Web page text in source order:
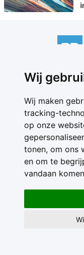
Wij
Wij maken
tracking-
op onze
tonen, om ons
en om te
vandaan
Contact
Privacy